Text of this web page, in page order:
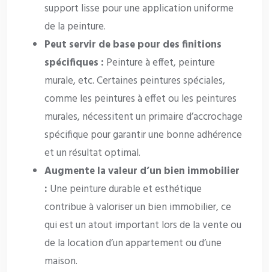
support lisse pour une application uniforme
de la peinture.
Peut servir de base pour des finitions
spécifiques : Peinture à effet, peinture
murale, etc. Certaines peintures spéciales,
comme les peintures à effet ou les peintures
murales, nécessitent un primaire d’accrochage
spécifique pour garantir une bonne adhérence
et un résultat optimal.
Augmente la valeur d’un bien immobilier
: Une peinture durable et esthétique
contribue à valoriser un bien immobilier, ce
qui est un atout important lors de la vente ou
de la location d’un appartement ou d’une
maison.